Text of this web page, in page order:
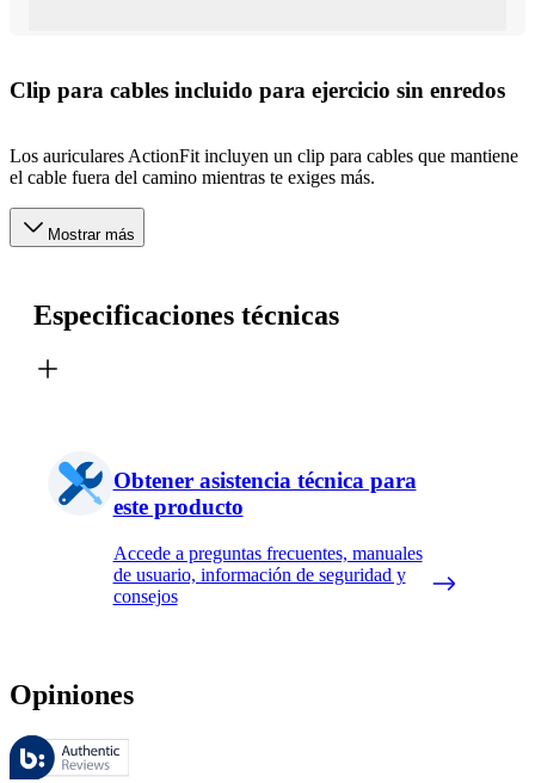
Clip para cables incluido para ejercicio sin enredos
Los auriculares ActionFit incluyen un clip para cables que mantiene
el cable fuera del camino mientras te exiges más.
Mostrar más
Especificaciones técnicas
Obtener asistencia técnica para
este producto
Accede a preguntas frecuentes, manuales
de usuario, información de seguridad y
consejos
Opiniones
Estas reseñas las gestiona Bazaarvoice y cumplen con la política de